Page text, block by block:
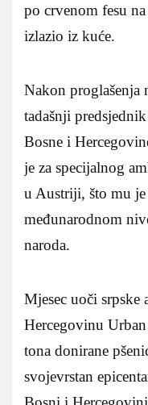
po crvenom fesu
izlazio iz kuće.
Nakon proglašenja
tadašnji
Bosne i
je za specijalnog
u Austriji, što mu
međunarodnom
naroda.
Mjesec uoči srpske
Hercegovinu
tona donirane
svojevrstan